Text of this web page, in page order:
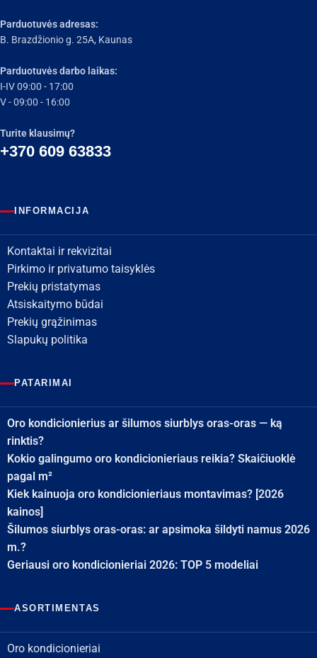
Parduotuvės adresas:
B. Brazdžionio g. 25A, Kaunas
Parduotuvės darbo laikas:
I-IV 09:00 - 17:00
V - 09:00 - 16:00
Turite klausimų?
+370 609 63833
INFORMACIJA
Kontaktai ir rekvizitai
Pirkimo ir privatumo taisyklės
Prekių pristatymas
Atsiskaitymo būdai
Prekių grąžinimas
Slapukų politika
PATARIMAI
Oro kondicionierius ar šilumos siurblys oras-oras — ką
rinktis?
Kokio galingumo oro kondicionieriaus reikia? Skaičiuoklė
pagal m²
Kiek kainuoja oro kondicionieriaus montavimas? [2026
kainos]
Šilumos siurblys oras-oras: ar apsimoka šildyti namus 2026
m.?
Geriausi oro kondicionieriai 2026: TOP 5 modeliai
ASORTIMENTAS
Oro kondicionieriai